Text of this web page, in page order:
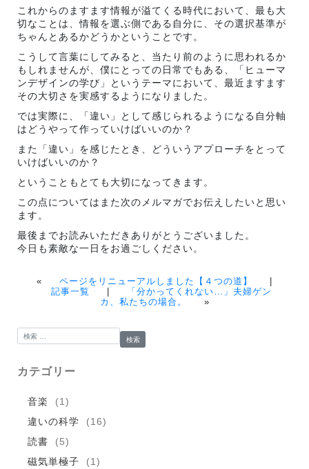
これからのますます情報が溢てくる時代において、最も大
切なことは、情報を選ぶ側である自分に、その選択基準が
ちゃんとあるかどうかということです。
こうして言葉にしてみると、当たり前のように思われるか
もしれませんが、僕にとっての日常でもある、「ヒューマ
ンデザインの学び」というテーマにおいて、最近ますます
その大切さを実感するようになりました。
では実際に、「違い」として感じられるようになる自分軸
はどうやって作っていけばいいのか？
また「違い」を感じたとき、どういうアプローチをとって
いけばいいのか？
ということもとても大切になってきます。
この点についてはまた次のメルマガでお伝えしたいと思い
ます。
最後までお読みいただきありがとうございました。
今日も素敵な一日をお過ごしください。
« ページをリニューアルしました【４つの道】
記事一覧
「分かってくれない…」夫婦ゲン
カ、私たちの場合。
»
検索:
カテゴリー
音楽
(1)
違いの科学
(16)
読書
(5)
磁気単極子
(1)